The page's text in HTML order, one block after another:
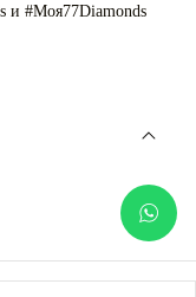
и #Моя77Diamonds